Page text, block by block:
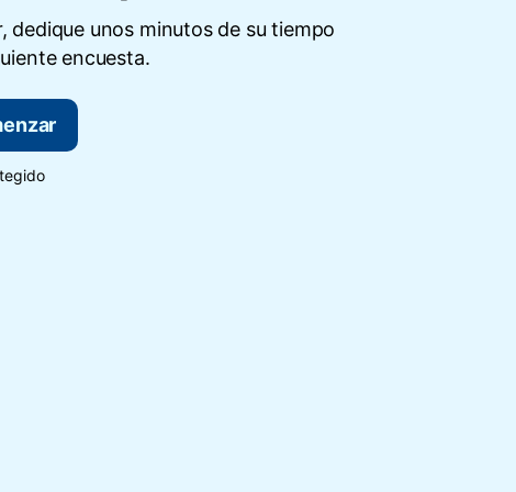
dedique unos minutos de su tiempo
encuesta.